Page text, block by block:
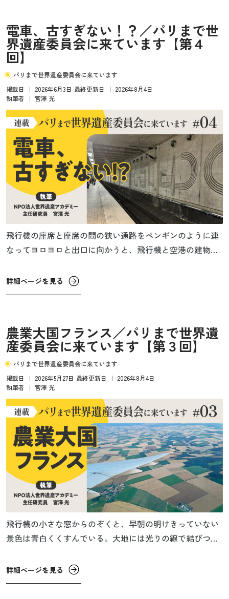
しそうな雰囲気に包まれている。
電車、古すぎない！？／パリまで世
界遺産委員会に来ています【第４
回】
パリまで世界遺産委員会に来ています
掲載日
｜ 2026年6月3日 最終更新日 ｜ 2026年8月4日
執筆者
｜ 宮澤 光
飛行機の座席と座席の間の狭い通路をペンギンのように連
なってヨロヨロと出口に向かうと、飛行機と空港の建物を
なっていた。いつもは飛行機を出るとみんなスタスタと歩
き出すので、こんなに詰まることはない。他のお客さん
詳細ページを見る
農業大国フランス／パリまで世界遺
産委員会に来ています【第３回】
パリまで世界遺産委員会に来ています
掲載日
｜ 2026年5月27日 最終更新日 ｜ 2026年8月4日
執筆者
｜ 宮澤 光
飛行機の小さな窓からのぞくと、早朝の明けきっていない
景色は青白くくすんでいる。大地には光りの線で結びつけ
のものと思われる大きな街灯りが見えた。チャールズ・リ
ンドバーグじゃないけれど、長く窮屈な飛行機旅の末に見
詳細ページを見る